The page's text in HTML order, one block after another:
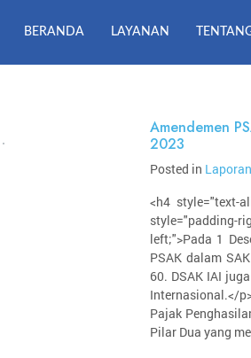
BERANDA LAYANAN
Amendemen
2023
Posted in
<h4 style="text-
left;">Pada 1
PSAK dalam
60. DSAK IAI
Internasional.</
Pajak
Pilar Dua yang